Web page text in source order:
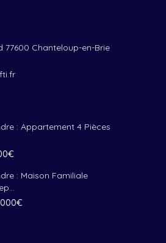
77600 Chanteloup-en-Brie
: Appartement 4 Pièces
: Maison Familiale